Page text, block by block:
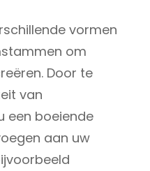
vormen
om
Door te
van
een boeiende
aan uw